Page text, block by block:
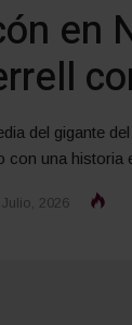
en
del gigante
con una historia
2026